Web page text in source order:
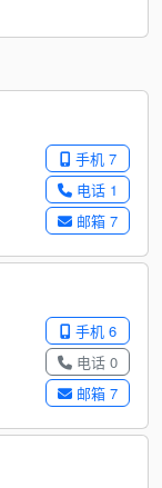
手机 7
电话 1
邮箱 7
手机 6
电话 0
邮箱 7